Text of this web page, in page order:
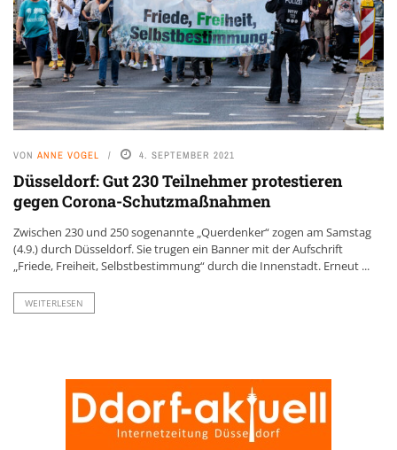
VON ANNE VOGEL 4. SEPTEMBER 2021
Düsseldorf: Gut 230 Teilnehmer protestieren
gegen Corona-Schutzmaßnahmen
Zwischen 230 und 250 sogenannte „Querdenker“ zogen am Samstag
(4.9.) durch Düsseldorf. Sie trugen ein Banner mit der Aufschrift
„Friede, Freiheit, Selbstbestimmung“ durch die Innenstadt. Erneut ...
WEITERLESEN